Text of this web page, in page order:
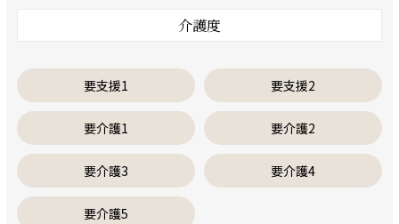
介護度
要支援1 要支援2
要介護1 要介護2
要介護3 要介護4
要介護5